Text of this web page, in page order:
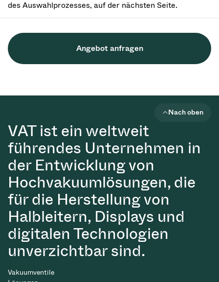
des Auswahlprozesses, auf der nächsten Seite.
Angebot anfragen
VAT ist ein weltweit
führendes Unternehmen in
der Entwicklung von
Hochvakuumlösungen, die
für die Herstellung von
Halbleitern, Displays und
digitalen Technologien
unverzichtbar sind.
Nach oben
Vakuumventile